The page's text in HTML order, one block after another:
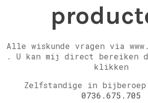
Alle wiskunde vragen via
. U kan mij direct bereiken
klikken
Zelfstandige in bijberoep
0736.675.705